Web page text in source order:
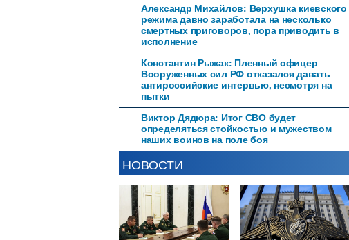
Александр Михайлов: Верхушка киевского
режима давно заработала на несколько
смертных приговоров, пора приводить в
исполнение
Константин Рыжак: Пленный офицер
Вооруженных сил РФ отказался давать
антироссийские интервью, несмотря на
пытки
Виктор Дядюра: Итог СВО будет
определяться стойкостью и мужеством
наших воинов на поле боя
НОВОСТИ